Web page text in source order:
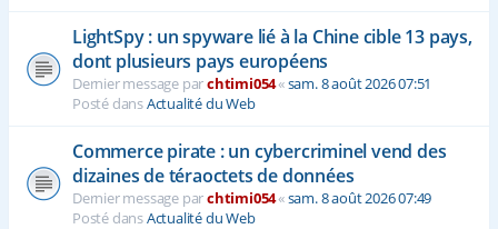
LightSpy : un spyware lié à la Chine cible 13 pays,
dont plusieurs pays européens
Dernier message parchtimi054«sam. 8 août 2026 07:51
Posté dansActualité du Web
Commerce pirate : un cybercriminel vend des
dizaines de téraoctets de données
Dernier message parchtimi054«sam. 8 août 2026 07:49
Posté dansActualité du Web